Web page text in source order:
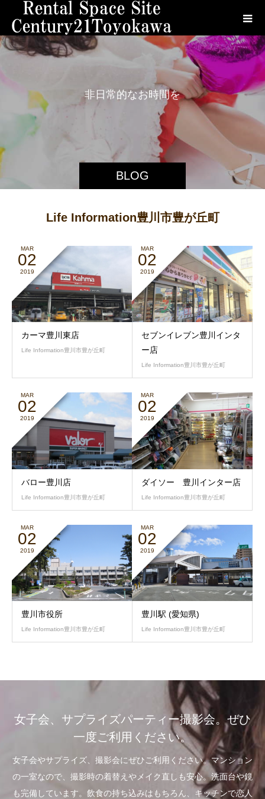
BLOG
非 日 常 的 なお時間を
お
Life Information豊川市豊が丘町
MAR
02
2019
カーマ豊川東店
Life Information豊川市豊が丘町
MAR
02
2019
セブンイレブン豊川インタ
ー店
Life Information豊川市豊が丘町
MAR
02
2019
バロー豊川店
Life Information豊川市豊が丘町
MAR
02
2019
ダイソー 豊川インター店
Life Information豊川市豊が丘町
MAR
02
2019
豊川市役所
Life Information豊川市豊が丘町
MAR
02
2019
豊川駅 (愛知県)
Life Information豊川市豊が丘町
女子会、サプライズパーティー撮影会。ぜひ
一度ご利用ください。
女子会やサプライズ、撮影会にぜひご利用ください。マンション
の一室なので、撮影時の着替えやメイク直しも安心。洗面台や鏡
も完備しています。飲食の持ち込みはもちろん、キッチンで恋人